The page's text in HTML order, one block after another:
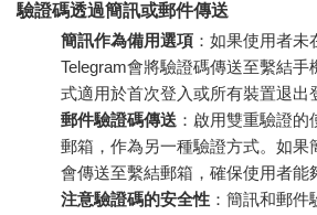
驗證碼透過簡訊或郵件傳送
簡訊作為備用選項 ：如果使用者未
Telegram會將驗證碼傳送至繫結
式適用於首次登入或所有裝置退出
郵件驗證碼傳送 ：啟用雙重驗證
郵箱，作為另一種驗證方式。如果
會傳送至繫結郵箱，確保使用者能
注意驗證碼的安全性 ：簡訊和郵